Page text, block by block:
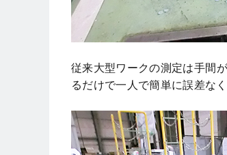
従来大型ワークの測定は手間
るだけで一人で簡単に誤差な